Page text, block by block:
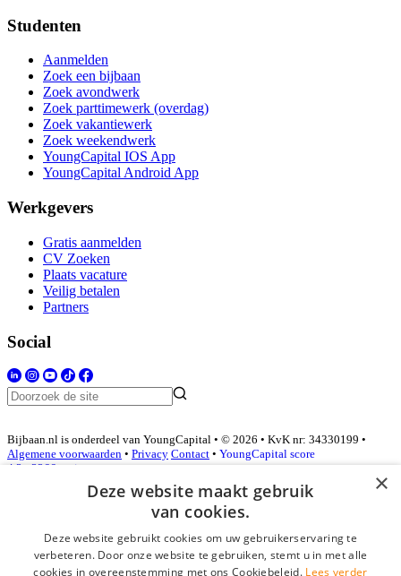
Studenten
Aanmelden
Zoek een bijbaan
Zoek avondwerk
Zoek parttimewerk (overdag)
Zoek vakantiewerk
Zoek weekendwerk
YoungCapital IOS App
YoungCapital Android App
Werkgevers
Gratis aanmelden
CV Zoeken
Plaats vacature
Veilig betalen
Partners
Social
Bijbaan.nl is onderdeel van YoungCapital • © 2026 • KvK nr: 34330199 •
Algemene voorwaarden • Privacy Contact • YoungCapital score
4.3 - 3366 reviews
Inloggen als bedrijf
*
×
Deze website maakt gebruik
van cookies.
Deze website gebruikt cookies om uw gebruikerservaring te
verbeteren. Door onze website te gebruiken, stemt u in met alle
cookies in overeenstemming met ons Cookiebeleid. Lees verder